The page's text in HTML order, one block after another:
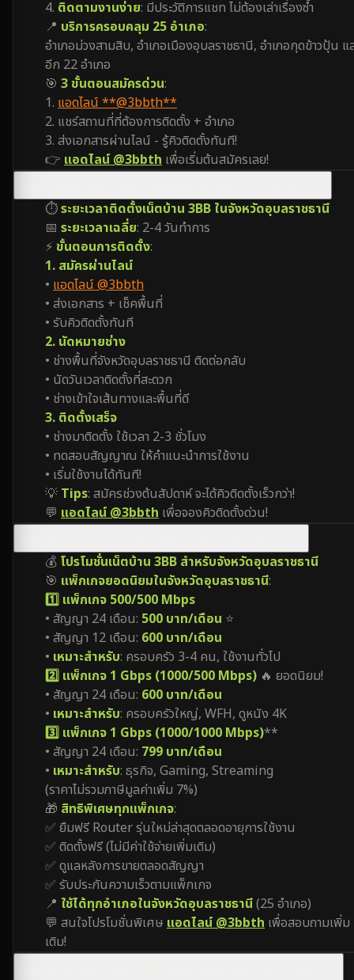
4. ติดตามงานง่าย: มีประวัติการแชท ไม่ต้องเล่าเรื่องซ้ำ
📍 บริการครอบคลุม 25 อำเภอ:
อำเภอม่วงสามสิบ, อำเภอเมืองอุบลราชธานี, อำเภอกุดข้าวปุ้น แ
อีก 22 อำเภอ
🎯 3 ขั้นตอนสมัครด่วน:
1. แอดไลน์ **@3bbth**
2. แชร์สถานที่ที่ต้องการติดตั้ง + อำเภอ
3. ส่งเอกสารผ่านไลน์ - รู้คิวติดตั้งทันที!
👉 แอดไลน์ @3bbth เพื่อเริ่มต้นสมัครเลย!
⏱️ระยะเวลาติดตั้งเน็ตบ้าน 3BB ในจังหวัดอุบลราชธานี
📅 ระยะเวลาเฉลี่ย: 2-4 วันทำการ
⚡ ขั้นตอนการติดตั้ง:
1. สมัครผ่านไลน์
• แอดไลน์ @3bbth
• ส่งเอกสาร + เช็คพื้นที่
• รับคิวติดตั้งทันที
2. นัดหมายช่าง
• ช่างพื้นที่จังหวัดอุบลราชธานี ติดต่อกลับ
• นัดวันเวลาติดตั้งที่สะดวก
• ช่างเข้าใจเส้นทางและพื้นที่ดี
3. ติดตั้งเสร็จ
• ช่างมาติดตั้ง ใช้เวลา 2-3 ชั่วโมง
• ทดสอบสัญญาณ ให้คำแนะนำการใช้งาน
• เริ่มใช้งานได้ทันที!
💡 Tips: สมัครช่วงต้นสัปดาห์ จะได้คิวติดตั้งเร็วกว่า!
💬 แอดไลน์ @3bbth เพื่อจองคิวติดตั้งด่วน!
💰 โปรโมชั่นเน็ตบ้าน 3BB สำหรับจังหวัดอุบลราชธานี
🎯 แพ็กเกจยอดนิยมในจังหวัดอุบลราชธานี:
1️⃣ แพ็กเกจ 500/500 Mbps
• สัญญา 24 เดือน: 500 บาท/เดือน ⭐
• สัญญา 12 เดือน: 600 บาท/เดือน
• เหมาะสำหรับ: ครอบครัว 3-4 คน, ใช้งานทั่วไป
2️⃣ แพ็กเกจ 1 Gbps (1000/500 Mbps) 🔥 ยอดนิยม!
• สัญญา 24 เดือน: 600 บาท/เดือน
• เหมาะสำหรับ: ครอบครัวใหญ่, WFH, ดูหนัง 4K
3️⃣ แพ็กเกจ 1 Gbps (1000/1000 Mbps)**
• สัญญา 24 เดือน: 799 บาท/เดือน
• เหมาะสำหรับ: ธุรกิจ, Gaming, Streaming
(ราคาไม่รวมภาษีมูลค่าเพิ่ม 7%)
🎁 สิทธิพิเศษทุกแพ็กเกจ:
✅ ยืมฟรี Router รุ่นใหม่ล่าสุดตลอดอายุการใช้งาน
✅ ติดตั้งฟรี (ไม่มีค่าใช้จ่ายเพิ่มเติม)
✅ ดูแลหลังการขายตลอดสัญญา
✅ รับประกันความเร็วตามแพ็กเกจ
📍 ใช้ได้ทุกอำเภอในจังหวัดอุบลราชธานี(25 อำเภอ)
💬 สนใจโปรโมชั่นพิเศษ แอดไลน์ @3bbth เพื่อสอบถามเพิ่ม
เติม!